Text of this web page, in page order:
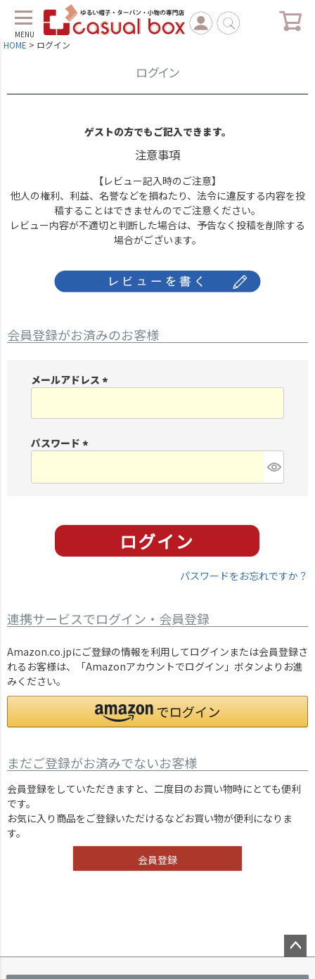
MENU
HOME ログイン
ログイン
ゲストの方でもご記入できます。
注意事項
【レビュー記入時のご注意】
他人の権利、利益、名誉などを損ねたり、法令に違反する内容を投
稿することはできませんのでご注意ください。
レビュー内容が不適切と判断した場合は、予告なく投稿を削除する
場合がございます。
会員登録がお済みのお客様
メールアドレス
パスワード
パスワードをお忘れですか？
連携サービスでログイン・会員登録
Amazon.co.jpにご登録の情報を利用してログインまたは会員登録さ
れるお客様は、「Amazonアカウントでログイン」ボタンよりお進
みください。
まだご登録がお済みでないお客様
会員登録をしていただきますと、二度目のお買い物時にとても便利
です。
お気に入り商品をご登録いただけるなどお買い物が便利になりま
す。
会員登録